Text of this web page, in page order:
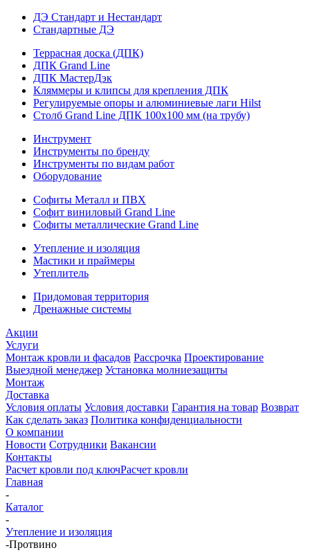
ДЭ Стандарт и Нестандарт
Стандартные ДЭ
Террасная доска (ДПК)
ДПК Grand Line
ДПК МастерДэк
Кляммеры и клипсы для крепления ДПК
Регулируемые опоры и алюминиевые лаги Hilst
Столб Grand Line ДПК 100х100 мм (на трубу)
Инструмент
Инструменты по бренду
Инструменты по видам работ
Оборудование
Софиты Металл и ПВХ
Софит виниловый Grand Line
Софиты металлические Grand Line
Утепление и изоляция
Мастики и праймеры
Утеплитель
Придомовая территория
Дренажные системы
Акции
Услуги
Монтаж кровли и фасадов Рассрочка Проектирование
Выездной менеджер Установка молниезащиты
Монтаж
Доставка
Условия оплаты Условия доставки Гарантия на товар Возврат
Как сделать заказ Политика конфиденциальности
О компании
Новости Сотрудники Вакансии
Контакты
Расчет кровли под ключРасчет кровли
Главная
-
Каталог
-
Утепление и изоляция
-Протвино